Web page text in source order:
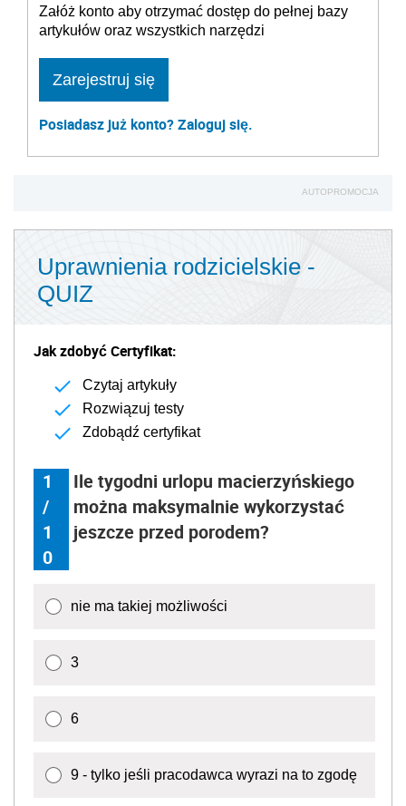
Załóż konto aby otrzymać dostęp do pełnej bazy
artykułów oraz wszystkich narzędzi
Zarejestruj się
Posiadasz już konto? Zaloguj się.
AUTOPROMOCJA
Uprawnienia rodzicielskie -
QUIZ
Jak zdobyć Certyfikat:
Czytaj artykuły
Rozwiązuj testy
Zdobądź certyfikat
1
/
1
0
Ile tygodni urlopu macierzyńskiego
można maksymalnie wykorzystać
jeszcze przed porodem?
nie ma takiej możliwości
3
6
9 - tylko jeśli pracodawca wyrazi na to zgodę